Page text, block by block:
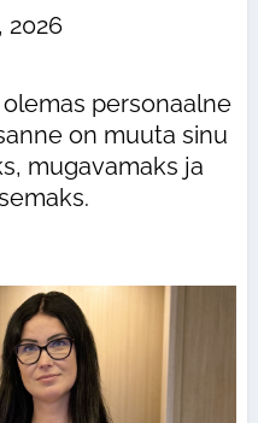
2026
personaalne
on muuta sinu
mugavamaks ja